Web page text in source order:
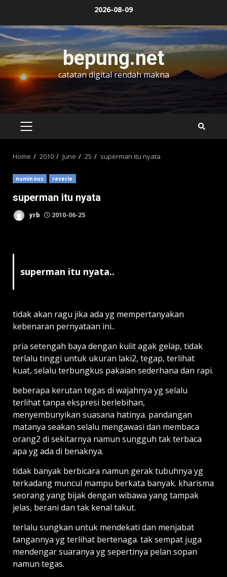
content
2026-08-09
bepung.net
catatan digital rendah makna
PRIMARY
Home 2010 June 25 superman itu nyata
numinous reverie
superman itu nyata
yrb 2010-06-25
superman itu nyata..
tidak akan ragu jika ada yg mempertanyakan
kebenaran pernyataan ini..
pria setengah baya dengan kulit agak gelap, tidak
terlalu tinggi untuk ukuran laki2, tegap, terlihat
kuat, selalu terbungkus pakaian sederhana dan rapi.
beberapa kerutan tegas di wajahnya yg selalu
terlihat tanpa ekspresi berlebihan,
menyembunyikan suasana hatinya. pandangan
matanya seakan selalu mengawasi dan membaca
orang2 di sekitarnya namun sungguh tak terbaca
apa yg ada di benaknya.
tidak banyak berbicara namun gerak tubuhnya yg
terkadang muncul mampu berkata banyak. kharisma
seorang yang bijak dengan wibawa yang tampak
jelas, berani dan tak kenal takut.
terlalu sungkan untuk mendekati dan menjabat
tangannya yg terlihat bertenaga. tak sempat juga
mendengar suaranya yg sepertinya pelan sopan
namun tegas.